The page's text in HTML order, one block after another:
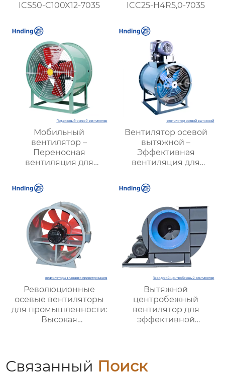
ICS50-C100X12-7035 ICC25-H4R5,0-7035
Мобильный
вентилятор –
Переносная
вентиляция для
эффективность и
удобство
Вентилятор осевой
вытяжной –
Эффективная
вентиляция для
объектов и офисных
помещений
Революционные
осевые вентиляторы
для промышленности:
Высокая
Вытяжной
центробежный
вентилятор для
эффективной
доставкой
Связанный Поиск